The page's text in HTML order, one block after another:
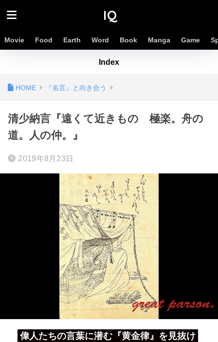
IQ
Movie Food Earth Word Book Manga Game
Index
『名言』と向き合う
清少納言『遠くて近きもの 極楽。舟の
道。人の仲。』
2019年8月23日
偉人たちの言葉に潜む『黄金律』を見抜け